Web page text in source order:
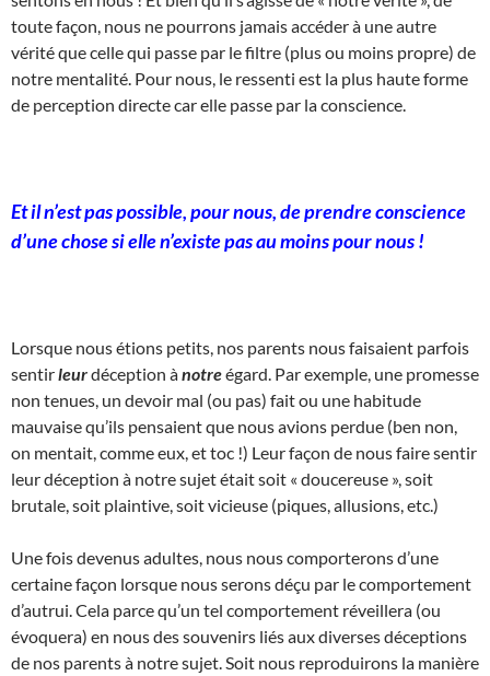
toute façon, nous ne pourrons jamais accéder à une autre
vérité que celle qui passe par le filtre (plus ou moins propre) de
notre mentalité. Pour nous, le ressenti est la plus haute forme
de perception directe car elle passe par la conscience.
Et il n’est pas possible, pour nous, de prendre conscience
d’une chose si elle n’existe pas au moins pour nous !
Lorsque nous étions petits, nos parents nous faisaient parfois
sentirleurdéception ànotreégard. Par exemple, une promesse
non tenues, un devoir mal (ou pas) fait ou une habitude
mauvaise qu’ils pensaient que nous avions perdue (ben non,
on mentait, comme eux, et toc !) Leur façon de nous faire sentir
leur déception à notre sujet était soit « doucereuse », soit
brutale, soit plaintive, soit vicieuse (piques, allusions, etc.)
Une fois devenus adultes, nous nous comporterons d’une
certaine façon lorsque nous serons déçu par le comportement
d’autrui. Cela parce qu’un tel comportement réveillera (ou
évoquera) en nous des souvenirs liés aux diverses déceptions
de nos parents à notre sujet. Soit nous reproduirons la manière